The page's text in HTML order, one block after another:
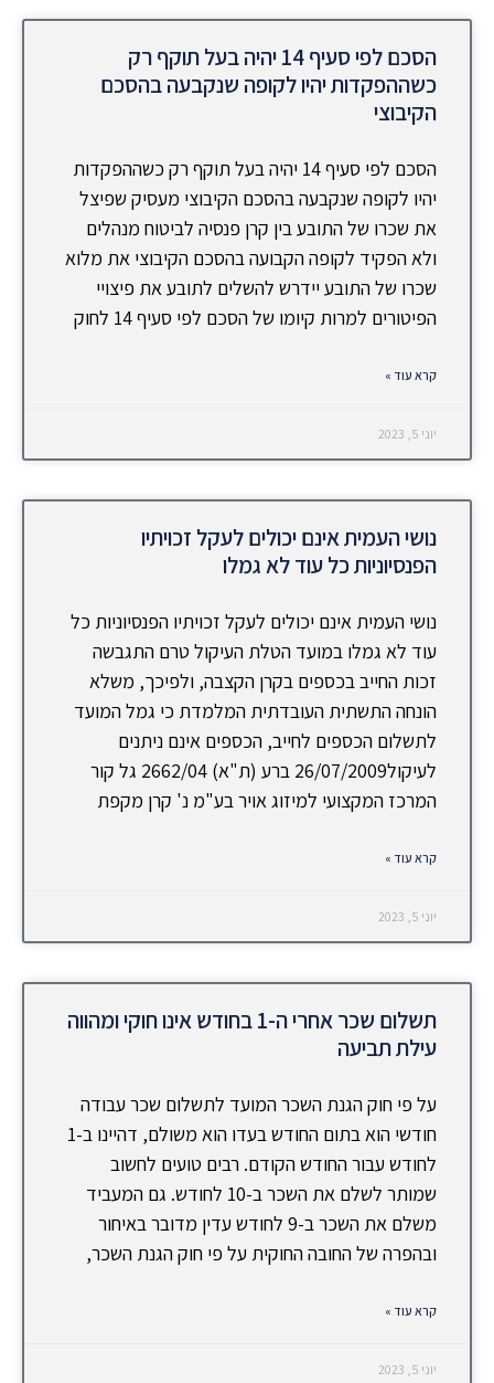
הסכם לפי סעיף 14 יהיה בעל תוקף רק
כשההפקדות יהיו לקופה שנקבעה בהסכם
הקיבוצי
הסכם לפי סעיף 14 יהיה בעל תוקף רק כשההפקדות
יהיו לקופה שנקבעה בהסכם הקיבוצי מעסיק שפיצל
את שכרו של התובע בין קרן פנסיה לביטוח מנהלים
ולא הפקיד לקופה הקבועה בהסכם הקיבוצי את מלוא
שכרו של התובע יידרש להשלים לתובע את פיצויי
הפיטורים למרות קיומו של הסכם לפי סעיף 14 לחוק
קרא עוד »
יוני 5, 2023
נושי העמית אינם יכולים לעקל זכויתיו
הפנסיוניות כל עוד לא גמלו
נושי העמית אינם יכולים לעקל זכויתיו הפנסיוניות כל
עוד לא גמלו במועד הטלת העיקול טרם התגבשה
זכות החייב בכספים בקרן הקצבה, ולפיכך, משלא
הונחה התשתית העובדתית המלמדת כי גמל המועד
לתשלום הכספים לחייב, הכספים אינם ניתנים
לעיקול26/07/2009 ברע (ת"א) 2662/04 גל קור
המרכז המקצועי למיזוג אויר בע"מ נ' קרן מקפת
קרא עוד »
יוני 5, 2023
תשלום שכר אחרי ה-1 בחודש אינו חוקי ומהווה
עילת תביעה
על פי חוק הגנת השכר המועד לתשלום שכר עבודה
חודשי הוא בתום החודש בעדו הוא משולם, דהיינו ב-1
לחודש עבור החודש הקודם. רבים טועים לחשוב
שמותר לשלם את השכר ב-10 לחודש. גם המעביד
משלם את השכר ב-9 לחודש עדין מדובר באיחור
ובהפרה של החובה החוקית על פי חוק הגנת השכר,
קרא עוד »
יוני 5, 2023